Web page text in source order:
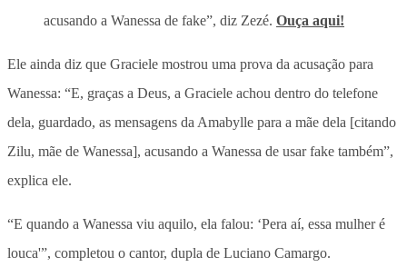
acusando a Wanessa de fake”, diz Zezé. Ouça aqui!
Ele ainda diz que Graciele mostrou uma prova da acusação para
Wanessa: “E, graças a Deus, a Graciele achou dentro do telefone
dela, guardado, as mensagens da Amabylle para a mãe dela [citando
Zilu, mãe de Wanessa], acusando a Wanessa de usar fake também”,
explica ele.
“E quando a Wanessa viu aquilo, ela falou: ‘Pera aí, essa mulher é
louca'”, completou o cantor, dupla de Luciano Camargo.